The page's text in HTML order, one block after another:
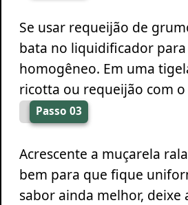
Se usar requeijão de
bata no liquidificador
homogêneo. Em uma
ricotta ou requeijão com o
Passo 03
Acrescente a muçarela
bem para que fique
sabor ainda melhor, deixe